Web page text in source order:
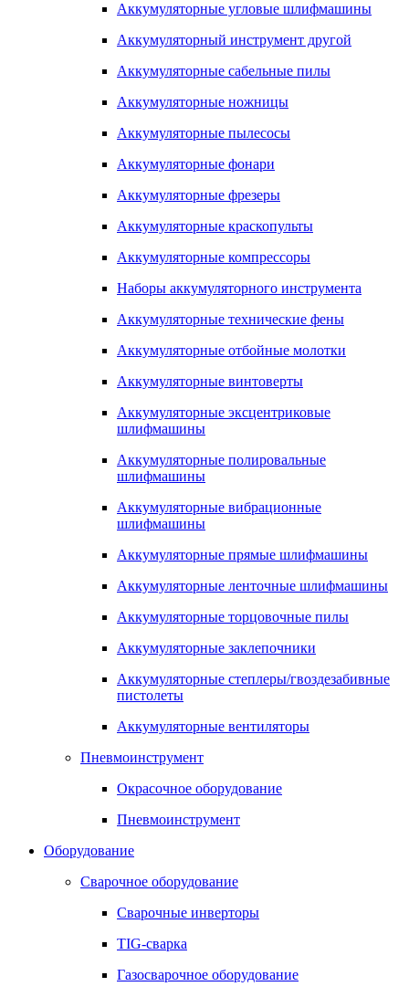
Аккумуляторные угловые шлифмашины
Аккумуляторный инструмент другой
Аккумуляторные сабельные пилы
Аккумуляторные ножницы
Аккумуляторные пылесосы
Аккумуляторные фонари
Аккумуляторные фрезеры
Аккумуляторные краскопульты
Аккумуляторные компрессоры
Наборы аккумуляторного инструмента
Аккумуляторные технические фены
Аккумуляторные отбойные молотки
Аккумуляторные винтоверты
Аккумуляторные эксцентриковые
шлифмашины
Аккумуляторные полировальные
шлифмашины
Аккумуляторные вибрационные
шлифмашины
Аккумуляторные прямые шлифмашины
Аккумуляторные ленточные шлифмашины
Аккумуляторные торцовочные пилы
Аккумуляторные заклепочники
Аккумуляторные степлеры/гвоздезабивные
пистолеты
Аккумуляторные вентиляторы
Пневмоинструмент
Окрасочное оборудование
Пневмоинструмент
Оборудование
Сварочное оборудование
Сварочные инверторы
TIG-сварка
Газосварочное оборудование